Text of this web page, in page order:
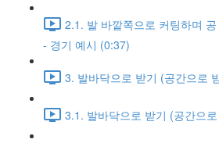
2.1. 발 바깥쪽으로 커팅하며
- 경기 예시 (0:37)
3. 발바닥으로 받기 (공간으로
3.1. 발바닥으로 받기 (공간으